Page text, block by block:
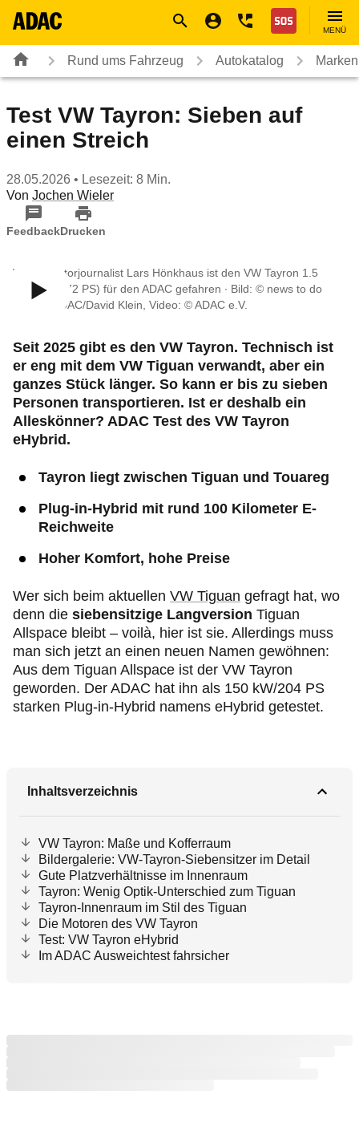
Nothilfe
MENÜ
Rund ums Fahrzeug Autokatalog
Test VW Tayron: Sieben auf
einen Streich
28.05.2026 • Lesezeit: 8 Min.
Von Jochen Wieler
FeedbackDrucken
Video: Motorjournalist Lars Hönkhaus ist den VW Tayron 1.5
eHybrid (272 PS) für den ADAC gefahren ∙ Bild: © news to do
GmbH+ADAC/David Klein, Video: © ADAC e.V.
Seit 2025 gibt es den VW Tayron. Technisch ist
er eng mit dem VW Tiguan verwandt, aber ein
ganzes Stück länger. So kann er bis zu sieben
Personen transportieren. Ist er deshalb ein
Alleskönner? ADAC Test des VW Tayron
eHybrid.
Tayron liegt zwischen Tiguan und Touareg
Plug‑in-Hybrid mit rund 100 Kilometer E-
Reichweite
Hoher Komfort, hohe Preise
Wer sich beim aktuellen VW Tiguan gefragt hat, wo
denn die siebensitzige Langversion Tiguan
Allspace bleibt – voilà, hier ist sie. Allerdings muss
man sich jetzt an einen neuen Namen gewöhnen:
Aus dem Tiguan Allspace ist der VW Tayron
geworden. Der ADAC hat ihn als 150 kW/204 PS
starken Plug‑in-Hybrid namens eHybrid getestet.
Inhaltsverzeichnis
VW Tayron: Maße und Kofferraum
Bildergalerie: VW-Tayron-Siebensitzer im Detail
Gute Platzverhältnisse im Innenraum
Tayron: Wenig Optik-Unterschied zum Tiguan
Tayron-Innenraum im Stil des Tiguan
Die Motoren des VW Tayron
Test: VW Tayron eHybrid
Im ADAC Ausweichtest fahrsicher